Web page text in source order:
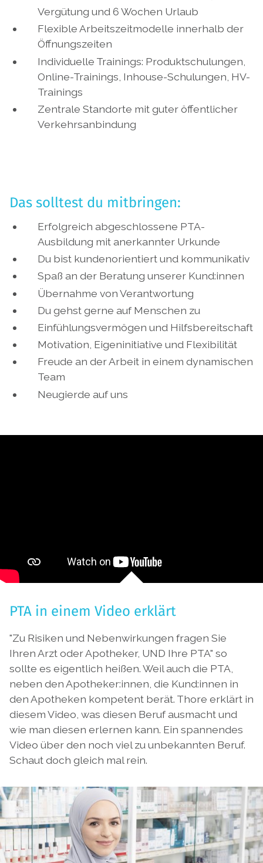
Vergütung und 6 Wochen Urlaub
Flexible Arbeitszeitmodelle innerhalb der
Öffnungszeiten
Individuelle Trainings: Produktschulungen,
Online-Trainings, Inhouse-Schulungen, HV-
Trainings
Zentrale Standorte mit guter öffentlicher
Verkehrsanbindung
Das solltest du mitbringen:
Erfolgreich abgeschlossene PTA-
Ausbildung mit anerkannter Urkunde
Du bist kundenorientiert und kommunikativ
Spaß an der Beratung unserer Kund:innen
Übernahme von Verantwortung
Du gehst gerne auf Menschen zu
Einfühlungsvermögen und Hilfsbereitschaft
Motivation, Eigeninitiative und Flexibilität
Freude an der Arbeit in einem dynamischen
Team
Neugierde auf uns
PTA in einem Video erklärt
"Zu Risiken und Nebenwirkungen fragen Sie
Ihren Arzt oder Apotheker, UND Ihre PTA" so
sollte es eigentlich heißen. Weil auch die PTA,
neben den Apotheker:innen, die Kund:innen in
den Apotheken kompetent berät. Thore erklärt in
diesem Video, was diesen Beruf ausmacht und
wie man diesen erlernen kann. Ein spannendes
Video über den noch viel zu unbekannten Beruf.
Schaut doch gleich mal rein.